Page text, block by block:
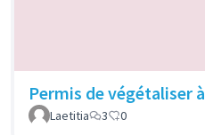
Permis de végétaliser
Laetitia
3 0